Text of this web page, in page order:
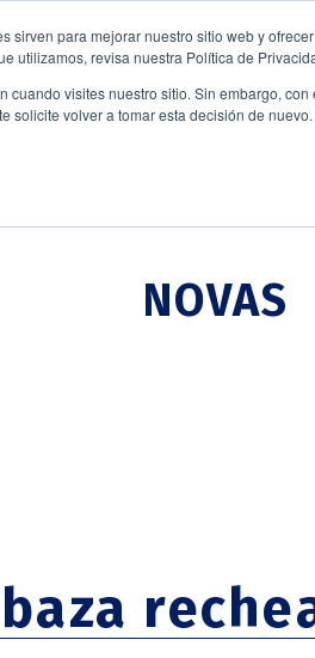
sirven para mejorar nuestro sitio web y
utilizamos, revisa nuestra Política de
cuando visites nuestro sitio. Sin embargo,
solicite volver a tomar esta decisión de nuevo.
NOVAS